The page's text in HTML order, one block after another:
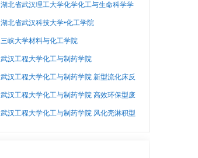
湖北省武汉理工大学化学化工与生命科学学
湖北省武汉科技大学•化工学院
三峡大学材料与化工学院
武汉工程大学化工与制药学院
武汉工程大学化工与制药学院 新型流化床反
武汉工程大学化工与制药学院 高效环保型废
武汉工程大学化工与制药学院 风化壳淋积型